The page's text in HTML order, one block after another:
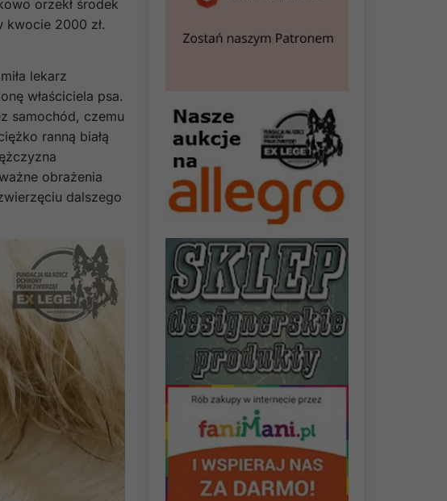
orzekł środek
kwocie 2000 zł.
lekarz
właściciela psa.
samochód, czemu
ranną białą
obrażenia
dalszego